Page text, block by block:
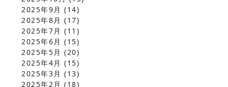
2025年9月 (14)
2025年8月 (17)
2025年7月 (11)
2025年6月 (15)
2025年5月 (20)
2025年4月 (15)
2025年3月 (13)
2025年2月 (18)